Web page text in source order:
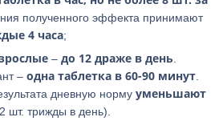
полученного эффекта принимают
4 часа;
–до 12 драже в день
–одна таблетка в 60-90 минут
дневную нормууменьшают
шт. трижды в день).